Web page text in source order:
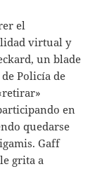
el
virtual y
un blade
Policía de
en
quedarse
Gaff
grita a